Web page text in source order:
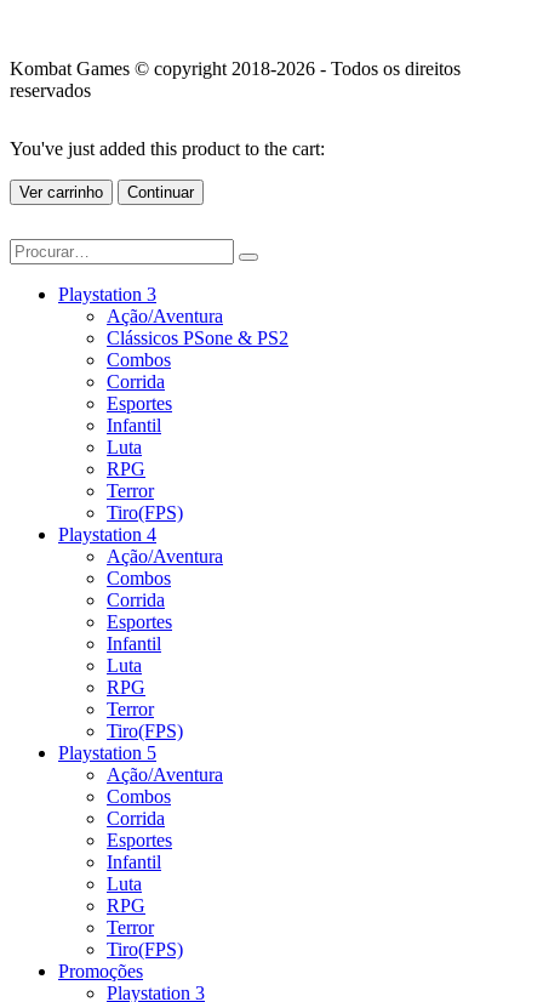
Kombat Games © copyright 2018-2026 - Todos os direitos
reservados
You've just added this product to the cart:
Ver carrinho Continuar
Playstation 3
Ação/Aventura
Clássicos PSone & PS2
Combos
Corrida
Esportes
Infantil
Luta
RPG
Terror
Tiro(FPS)
Playstation 4
Ação/Aventura
Combos
Corrida
Esportes
Infantil
Luta
RPG
Terror
Tiro(FPS)
Playstation 5
Ação/Aventura
Combos
Corrida
Esportes
Infantil
Luta
RPG
Terror
Tiro(FPS)
Promoções
Playstation 3